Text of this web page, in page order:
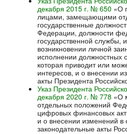
декабря 2015 г. № 650 «О
лицами, замещающими
государственные
Федерации, должности
государственной
возникновении личной
исполнении должностных
которая приводит или
интересов, и о внесении
акты Президента
Указ Президента
декабря 2020 г. № 778 «О
отдельных положений
цифровых финансовых
и о внесении изменений в
законодательные акты